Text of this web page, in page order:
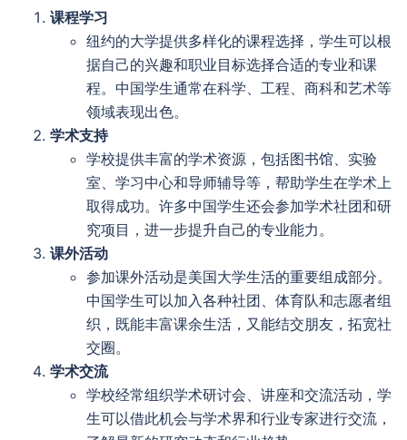
课程学习
纽约的大学提供多样化的课程选择，学生可以根
据自己的兴趣和职业目标选择合适的专业和课
程。中国学生通常在科学、工程、商科和艺术等
领域表现出色。
学术支持
学校提供丰富的学术资源，包括图书馆、实验
室、学习中心和导师辅导等，帮助学生在学术上
取得成功。许多中国学生还会参加学术社团和研
究项目，进一步提升自己的专业能力。
课外活动
参加课外活动是美国大学生活的重要组成部分。
中国学生可以加入各种社团、体育队和志愿者组
织，既能丰富课余生活，又能结交朋友，拓宽社
交圈。
学术交流
学校经常组织学术研讨会、讲座和交流活动，学
生可以借此机会与学术界和行业专家进行交流，